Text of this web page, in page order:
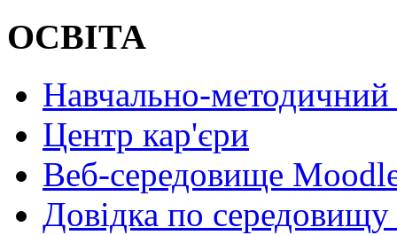
ОСВІТА
Навчально-методичний
Центр кар'єри
Веб-середовище
Довідка по